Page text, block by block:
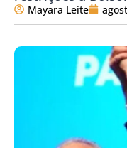
Mayara Leite